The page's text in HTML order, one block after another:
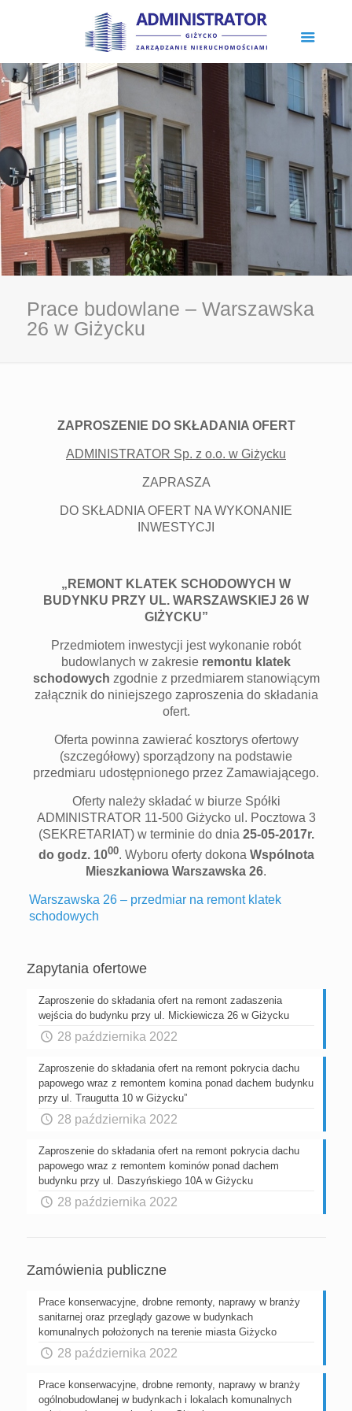
Prace budowlane – Warszawska
26 w Giżycku
ZAPROSZENIE DO SKŁADANIA OFERT
ADMINISTRATOR Sp. z o.o. w Giżycku
ZAPRASZA
DO SKŁADNIA OFERT NA WYKONANIE
INWESTYCJI
„REMONT KLATEK SCHODOWYCH W
BUDYNKU PRZY UL. WARSZAWSKIEJ 26 W
GIŻYCKU”
Przedmiotem inwestycji jest wykonanie robót
budowlanych w zakresie remontu klatek
schodowych zgodnie z przedmiarem stanowiącym
załącznik do niniejszego zaproszenia do składania
ofert.
Oferta powinna zawierać kosztorys ofertowy
(szczegółowy) sporządzony na podstawie
przedmiaru udostępnionego przez Zamawiającego.
Oferty należy składać w biurze Spółki
ADMINISTRATOR 11-500 Giżycko ul. Pocztowa 3
(SEKRETARIAT) w terminie do dnia 25-05-2017r.
do godz. 1000. Wyboru oferty dokona Wspólnota
Mieszkaniowa Warszawska 26.
Warszawska 26 – przedmiar na remont klatek
schodowych
Zapytania ofertowe
Zaproszenie do składania ofert na remont zadaszenia
wejścia do budynku przy ul. Mickiewicza 26 w Giżycku
28 października 2022
Zaproszenie do składania ofert na remont pokrycia dachu
papowego wraz z remontem komina ponad dachem budynku
przy ul. Traugutta 10 w Giżycku”
28 października 2022
Zaproszenie do składania ofert na remont pokrycia dachu
papowego wraz z remontem kominów ponad dachem
budynku przy ul. Daszyńskiego 10A w Giżycku
28 października 2022
Zamówienia publiczne
Prace konserwacyjne, drobne remonty, naprawy w branży
sanitarnej oraz przeglądy gazowe w budynkach
komunalnych położonych na terenie miasta Giżycko
28 października 2022
Prace konserwacyjne, drobne remonty, naprawy w branży
ogólnobudowlanej w budynkach i lokalach komunalnych